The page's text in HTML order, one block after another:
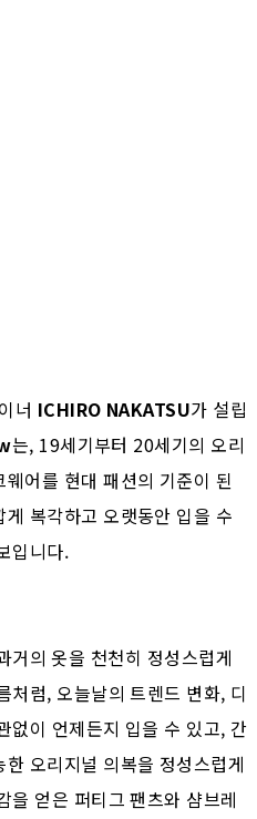
너 ICHIRO NAKATSU가 설립
는, 19세기부터 20세기의 오리
어를 현대 패션의 기준이 된
복각하고 오랫동안 입을 수
입니다.
거의 옷을 천천히 정성스럽게
처럼, 오늘날의 트렌드 변화, 디
없이 언제든지 입을 수 있고, 간
오리지널 의복을 정성스럽게
을 얻은 퍼티그 팬츠와 샴브레